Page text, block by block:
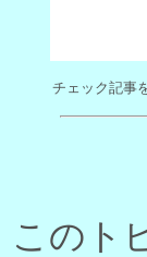
チェック記事
このト